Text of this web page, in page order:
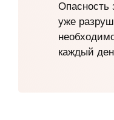
Опасность
уже
каждый